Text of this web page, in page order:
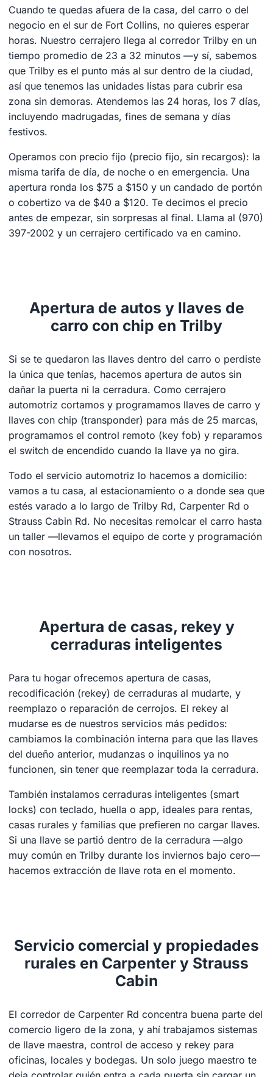
Cuando te quedas afuera de la casa, del carro o del
negocio en el sur de Fort Collins, no quieres esperar
horas. Nuestro cerrajero llega al corredor Trilby en un
tiempo promedio de 23 a 32 minutos —y sí, sabemos
que Trilby es el punto más al sur dentro de la ciudad,
así que tenemos las unidades listas para cubrir esa
zona sin demoras. Atendemos las 24 horas, los 7 días,
incluyendo madrugadas, fines de semana y días
festivos.
Operamos con precio fijo (precio fijo, sin recargos): la
misma tarifa de día, de noche o en emergencia. Una
apertura ronda los $75 a $150 y un candado de portón
o cobertizo va de $40 a $120. Te decimos el precio
antes de empezar, sin sorpresas al final. Llama al (970)
397-2002 y un cerrajero certificado va en camino.
Apertura de autos y llaves de
carro con chip en Trilby
Si se te quedaron las llaves dentro del carro o perdiste
la única que tenías, hacemos apertura de autos sin
dañar la puerta ni la cerradura. Como cerrajero
automotriz cortamos y programamos llaves de carro y
llaves con chip (transponder) para más de 25 marcas,
programamos el control remoto (key fob) y reparamos
el switch de encendido cuando la llave ya no gira.
Todo el servicio automotriz lo hacemos a domicilio:
vamos a tu casa, al estacionamiento o a donde sea que
estés varado a lo largo de Trilby Rd, Carpenter Rd o
Strauss Cabin Rd. No necesitas remolcar el carro hasta
un taller —llevamos el equipo de corte y programación
con nosotros.
Apertura de casas, rekey y
cerraduras inteligentes
Para tu hogar ofrecemos apertura de casas,
recodificación (rekey) de cerraduras al mudarte, y
reemplazo o reparación de cerrojos. El rekey al
mudarse es de nuestros servicios más pedidos:
cambiamos la combinación interna para que las llaves
del dueño anterior, mudanzas o inquilinos ya no
funcionen, sin tener que reemplazar toda la cerradura.
También instalamos cerraduras inteligentes (smart
locks) con teclado, huella o app, ideales para rentas,
casas rurales y familias que prefieren no cargar llaves.
Si una llave se partió dentro de la cerradura —algo
muy común en Trilby durante los inviernos bajo cero—
hacemos extracción de llave rota en el momento.
Servicio comercial y propiedades
rurales en Carpenter y Strauss
Cabin
El corredor de Carpenter Rd concentra buena parte del
comercio ligero de la zona, y ahí trabajamos sistemas
de llave maestra, control de acceso y rekey para
oficinas, locales y bodegas. Un solo juego maestro te